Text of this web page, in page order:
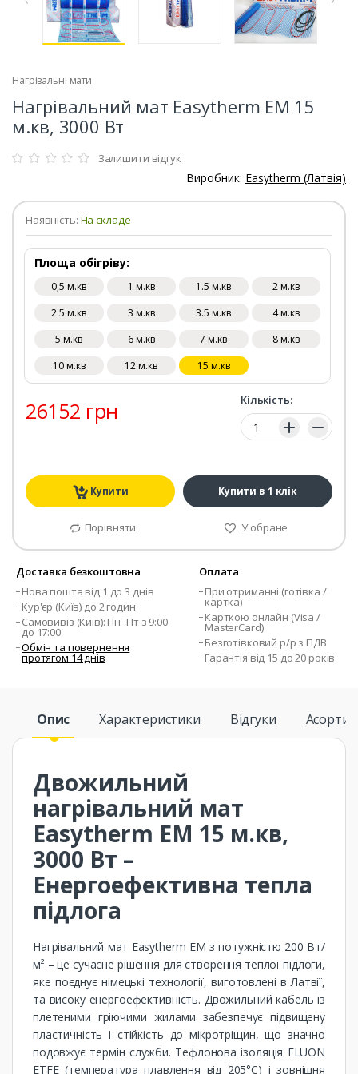
Нагрівальні мати
Нагрівальний мат Easytherm EM 15
м.кв, 3000 Вт
Залишити відгук
Виробник: Easytherm (Латвія)
Наявність: На складе
Площа обігріву:
0,5 м.кв 1 м.кв 1.5 м.кв
2 м.кв
2.5 м.кв
3 м.кв 3.5 м.кв
4 м.кв
5 м.кв
6 м.кв 7 м.кв
8 м.кв
10 м.кв
12 м.кв 15 м.кв
26152 грн Кількість:
Кількість:
Купити Купити в 1 клік
Порівняти У обране
Доставка безкоштовна
Нова пошта від 1 до 3 днів
Кур'єр (Київ) до 2 годин
Самовивіз (Київ): Пн–Пт з 9:00
до 17:00
Обмін та повернення
протягом 14 днів
Оплата
При отриманні (готівка /
картка)
Карткою онлайн (Visa /
MasterCard)
Безготівковий р/р з ПДВ
Гарантія від 15 до 20 років
Опис Характеристики Відгуки
Двожильний
нагрівальний мат
Easytherm EM 15 м.кв,
3000 Вт –
Енергоефективна тепла
підлога
Нагрівальний мат Easytherm EM з потужністю 200 Вт/
м² – це сучасне рішення для створення теплої підлоги,
яке поєднує німецькі технології, виготовлені в Латвії,
та високу енергоефективність. Двожильний кабель із
плетеними гріючими жилами забезпечує підвищену
пластичність і стійкість до мікротріщин, що значно
подовжує термін служби. Тефлонова ізоляція FLUON
ETFE (температура плавлення від 205°C) і зовнішня